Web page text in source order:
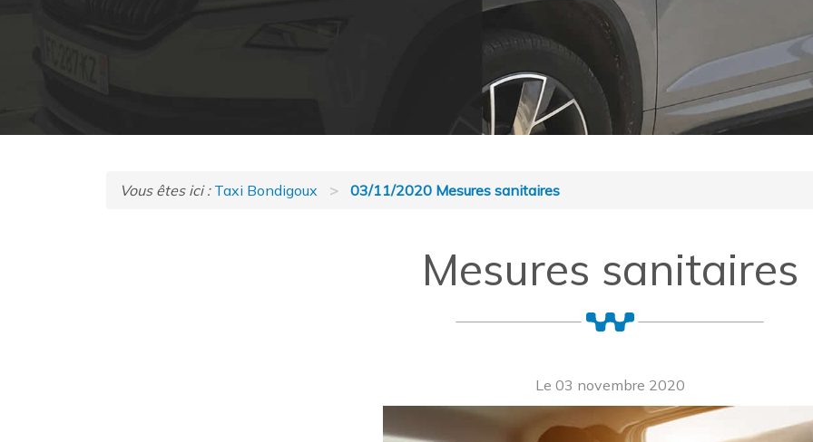
Vous êtes ici : Taxi Bondigoux 03/11/2020 Mesures sanitaires
Mesures sanitaires
Le 03 novembre 2020